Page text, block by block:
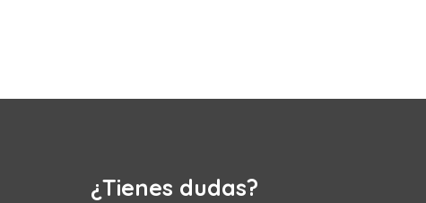
¿Tienes dudas?